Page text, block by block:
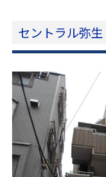
セントラル弥生